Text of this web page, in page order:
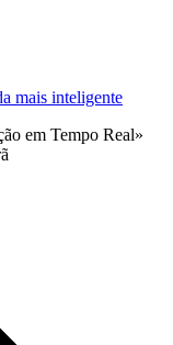
mais inteligente
em Tempo Real»